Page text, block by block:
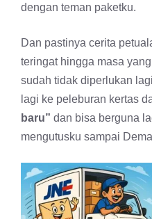
dengan teman paketku.
Dan pastinya cerita
teringat hingga masa
sudah tidak diperlukan
lagi ke peleburan kertas
baru” dan bisa berguna
mengutusku sampai